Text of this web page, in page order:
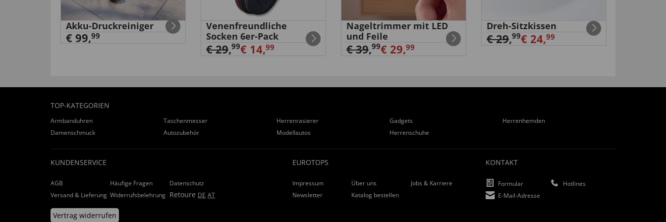
Akku-Druckreiniger
€ 99,99
Venenfreundliche
Socken 6er-Pack
€ 29,99€ 14,99
Nageltrimmer mit LED
und Feile
€ 39,99€ 29,99
Dreh-Sitzkissen
€ 29,99€ 24,99
TOP-KATEGORIEN
Armbanduhren Taschenmesser Herrenrasierer Gadgets
Herrenhemden
Damenschmuck
Autozubehör Modellautos Herrenschuhe
KUNDENSERVICE
AGB Häufige Fragen
Datenschutz
Versand & Lieferung Widerrufsbelehrung Retoure DE AT
Vertrag widerrufen
EUROTOPS
Impressum Über uns
Jobs & Karriere
Newsletter
Katalog bestellen
KONTAKT
Formular
Hotlines
E-Mail-Adresse